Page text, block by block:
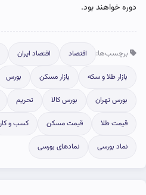
دوره خواهند بود.
برچسب‌ها: اقتصاد اقتصاد ایران
بازار طلا و سکه بازار مسکن بورس
بورس تهران بورس کالا تحریم
قیمت طلا قیمت مسکن کسب و کار
نماد بورسی نمادهای بورسی